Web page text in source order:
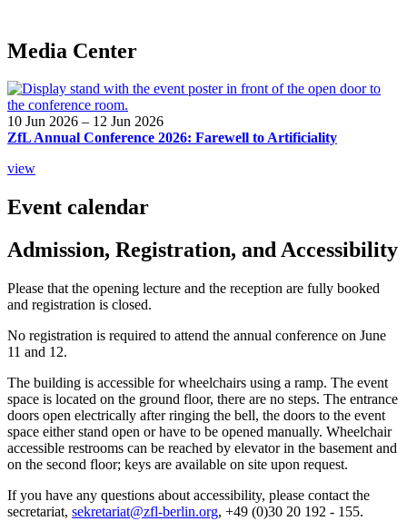
Media Center
10 Jun 2026 – 12 Jun 2026
ZfL Annual Conference 2026: Farewell to Artificiality
view
Event calendar
Admission, Registration, and Accessibility
Please that the opening lecture and the reception are fully booked
and registration is closed.
No registration is required to attend the annual conference on June
11 and 12.
The building is accessible for wheelchairs using a ramp. The event
space is located on the ground floor, there are no steps. The entrance
doors open electrically after ringing the bell, the doors to the event
space either stand open or have to be opened manually. Wheelchair
accessible restrooms can be reached by elevator in the basement and
on the second floor; keys are available on site upon request.
If you have any questions about accessibility, please contact the
secretariat, sekretariat@zfl-berlin.org, +49 (0)30 20 192 - 155.